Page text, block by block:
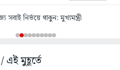
সবাই নির্ভয়ে থাকুন: মুখ্যমন্ত্রী
/ এই মুহূর্তে